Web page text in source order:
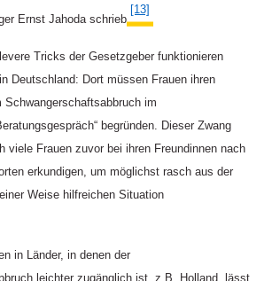
Ernst Jahoda schrieb.
[13]
Tricks der Gesetzgeber funktionieren
Deutschland: Dort müssen Frauen ihren
Schwangerschaftsabbruch im
begründen. Dieser Zwang
viele Frauen zuvor bei ihren Freundinnen nach
erkundigen, um möglichst rasch aus der
Weise hilfreichen Situation
in Länder, in denen der
leichter zugänglich ist, z.B. Holland, lässt